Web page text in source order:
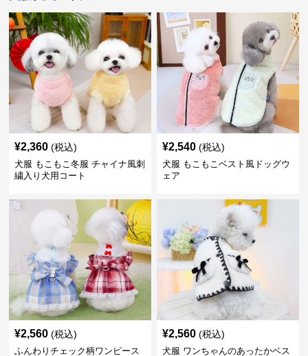
¥2,360 (税込)
犬服 もこもこ冬服 チャイナ風刺
繍入り犬用コート
¥2,540 (税込)
犬服 もこもこベスト風ドッグウ
ェア
¥2,560 (税込)
ふんわりチェック柄ワンピース
¥2,560 (税込)
犬服 ワンちゃんのあったかベス